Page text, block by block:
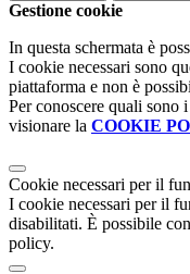
Gestione cookie
In questa schermata è
I cookie necessari sono
piattaforma e non è
Per conoscere quali sono
visionare la COOKIE
Cookie necessari per il
I cookie necessari per il
disabilitati. È possibile
policy.